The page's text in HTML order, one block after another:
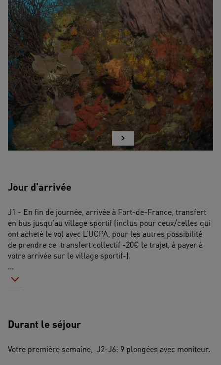
Jour d'arrivée
J1 - En fin de journée, arrivée à Fort-de-France, transfert
en bus jusqu'au village sportif (inclus pour ceux/celles qui
ont acheté le vol avec L’UCPA, pour les autres possibilité
de prendre ce  transfert collectif -20€ le trajet, à payer à
votre arrivée sur le village sportif-).
...
Durant le séjour
Votre première semaine,  J2-J6: 9 plongées avec moniteur.